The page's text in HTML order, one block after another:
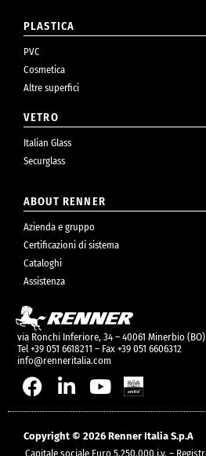
PLASTICA
PVC
Cosmetica
Altre superfici
VETRO
Italian Glass
Securglass
ABOUT RENNER
Azienda e gruppo
Certificazioni di sistema
Cataloghi
Assistenza
via Ronchi Inferiore, 34 – 40061 Minerbio
Tel +39 051 6618211 – Fax +39 051 6606312
info@renneritalia.com
Copyright © 2026 Renner Italia S.p.A
Capitale sociale Euro 5.250.000 i.v. –